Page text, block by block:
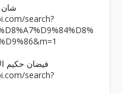
��
search?
�� فیضان
search?